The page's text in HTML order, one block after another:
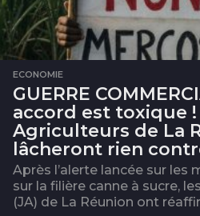
ECONOMIE
GUERRE
accord est toxique !
Agriculteurs de La
lâcheront rien
Après l’alerte lancée sur les
sur la filière canne à sucre,
(JA) de La Réunion ont